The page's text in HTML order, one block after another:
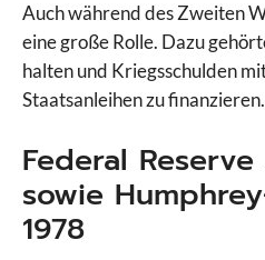
Auch während des Zweiten
eine große Rolle. Dazu
halten und Kriegsschulden
Staatsanleihen zu finanzieren.
Federal Reserve
sowie
1978